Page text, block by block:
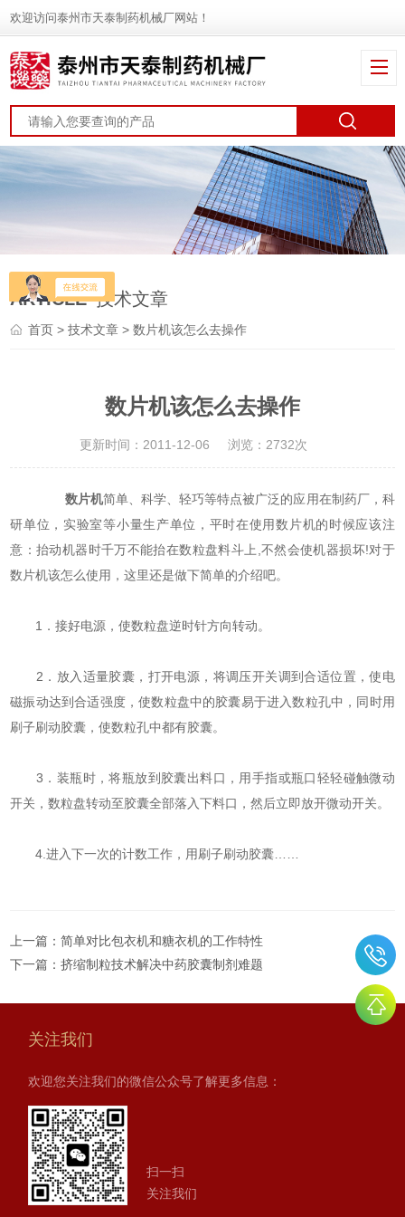
欢迎访问泰州市天泰制药机械厂网站！
ARTICLE 技术文章
首页 >技术文章 > 数片机该怎么去操作
数片机该怎么去操作
更新时间：2011-12-06 浏览：2732次
数片机简单、科学、轻巧等特点被广泛的应用在制药厂，科
研单位，实验室等小量生产单位，平时在使用数片机的时候应该注
意：抬动机器时千万不能抬在数粒盘料斗上,不然会使机器损坏!对于
数片机该怎么使用，这里还是做下简单的介绍吧。
1．接好电源，使数粒盘逆时针方向转动。
2．放入适量胶囊，打开电源，将调压开关调到合适位置，使电
磁振动达到合适强度，使数粒盘中的胶囊易于进入数粒孔中，同时用
刷子刷动胶囊，使数粒孔中都有胶囊。
3．装瓶时，将瓶放到胶囊出料口，用手指或瓶口轻轻碰触微动
开关，数粒盘转动至胶囊全部落入下料口，然后立即放开微动开关。
4.进入下一次的计数工作，用刷子刷动胶囊……
上一篇：简单对比包衣机和糖衣机的工作特性
下一篇：挤缩制粒技术解决中药胶囊制剂难题
关注我们
欢迎您关注我们的微信公众号了解更多信息：
扫一扫
关注我们